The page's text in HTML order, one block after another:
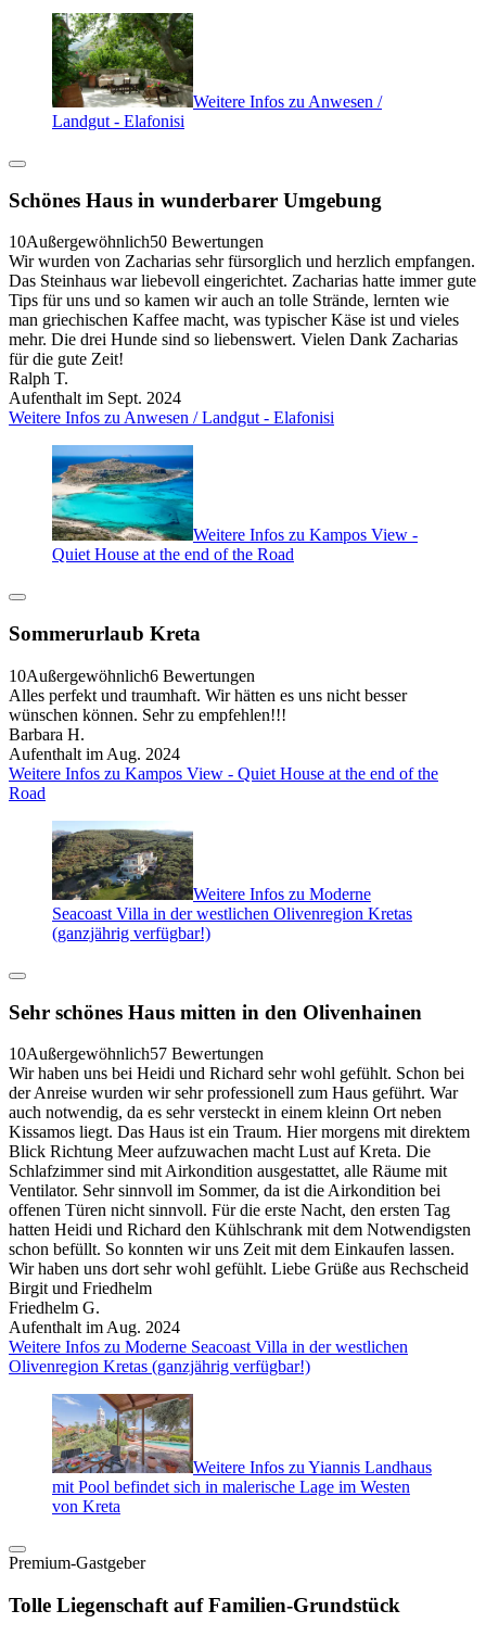
Weitere Infos zu Anwesen /
Landgut - Elafonisi
Schönes Haus in wunderbarer Umgebung
10Außergewöhnlich50 Bewertungen
Wir wurden von Zacharias sehr fürsorglich und herzlich empfangen.
Das Steinhaus war liebevoll eingerichtet. Zacharias hatte immer gute
Tips für uns und so kamen wir auch an tolle Strände, lernten wie
man griechischen Kaffee macht, was typischer Käse ist und vieles
mehr. Die drei Hunde sind so liebenswert. Vielen Dank Zacharias
für die gute Zeit!
Ralph T.
Aufenthalt im Sept. 2024
Weitere Infos zu Anwesen / Landgut - Elafonisi
Weitere Infos zu Kampos View -
Quiet House at the end of the Road
Sommerurlaub Kreta
10Außergewöhnlich6 Bewertungen
Alles perfekt und traumhaft. Wir hätten es uns nicht besser
wünschen können. Sehr zu empfehlen!!!
Barbara H.
Aufenthalt im Aug. 2024
Weitere Infos zu Kampos View - Quiet House at the end of the
Road
Weitere Infos zu Moderne
Seacoast Villa in der westlichen Olivenregion Kretas
(ganzjährig verfügbar!)
Sehr schönes Haus mitten in den Olivenhainen
10Außergewöhnlich57 Bewertungen
Wir haben uns bei Heidi und Richard sehr wohl gefühlt. Schon bei
der Anreise wurden wir sehr professionell zum Haus geführt. War
auch notwendig, da es sehr versteckt in einem kleinn Ort neben
Kissamos liegt. Das Haus ist ein Traum. Hier morgens mit direktem
Blick Richtung Meer aufzuwachen macht Lust auf Kreta. Die
Schlafzimmer sind mit Airkondition ausgestattet, alle Räume mit
Ventilator. Sehr sinnvoll im Sommer, da ist die Airkondition bei
offenen Türen nicht sinnvoll. Für die erste Nacht, den ersten Tag
hatten Heidi und Richard den Kühlschrank mit dem Notwendigsten
schon befüllt. So konnten wir uns Zeit mit dem Einkaufen lassen.
Wir haben uns dort sehr wohl gefühlt. Liebe Grüße aus Rechscheid
Birgit und Friedhelm
Friedhelm G.
Aufenthalt im Aug. 2024
Weitere Infos zu Moderne Seacoast Villa in der westlichen
Olivenregion Kretas (ganzjährig verfügbar!)
Weitere Infos zu Yiannis Landhaus
mit Pool befindet sich in malerische Lage im Westen
von Kreta
Premium-Gastgeber
Tolle Liegenschaft auf Familien-Grundstück